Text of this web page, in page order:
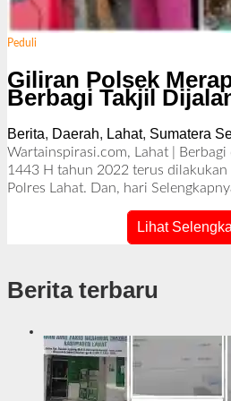
Peduli
Giliran Polsek
Berbagi Takjil
Berita, Daerah, Lahat, Sumatera
Wartainspirasi.com, Lahat |
1443 H tahun 2022 terus
Polres Lahat. Dan, hari
Lihat
Berita terbaru